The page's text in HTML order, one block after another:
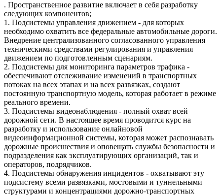
. Пространственное развитие включает в себя разработку
следующих компонентов;
1. Подсистемы управления движением - для которых
необходимо охватить все федеральные автомобильные дороги.
Внедрение централизованного согласованного управления
техническими средствами регулирования и управления
движением по подготовленным сценариям.
2. Подсистемы для мониторинга параметров трафика -
обеспечивают отслеживание изменений в транспортных
потоках на всех этапах и на всех развязках, создают
постоянную транспортную модель, которая работает в режиме
реального времени.
3. Подсистемы видеонаблюдения - полный охват всей
дорожной сети. В настоящее время проводится курс на
разработку и использование онлайновой
видеоинформационной системы, которая может распознавать
дорожные происшествия и оповещать службы безопасности и
подразделения как эксплуатирующих организаций, так и
операторов, подрядчиков.
4. Подсистемы обнаружения инцидентов - охватывают эту
подсистему всеми развязками, мостовыми и туннельными
структурами и концентрациями дорожно-транспортных